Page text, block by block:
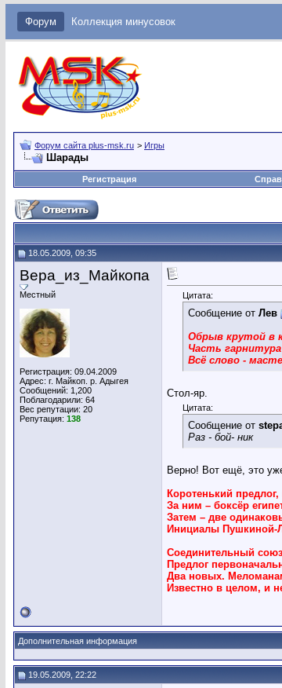
Форум Коллекция минусовок
Форум сайта plus-msk.ru > Игры
Шарады
Регистрация
18.05.2009, 09:35
Вера_из_Майкопа
Местный
Регистрация: 09.04.2009
Адрес: г. Майкоп. р. Адыгея
Сообщений: 1,200
Поблагодарили: 64
Вес репутации: 20
Репутация: 138
Цитата:
Сообщение от Лев
Обрыв крутой в
Часть
Всё слово -
Стол-яр.
Цитата:
Сообщение от
Раз - бой- ник
Верно! Вот ещё, это
Коротенький предлог,
За ним – боксёр
Затем – две
Инициалы Пушкиной-
Соединительный
Предлог
Два новых.
Известно в целом, и
Дополнительная информация
19.05.2009, 22:22